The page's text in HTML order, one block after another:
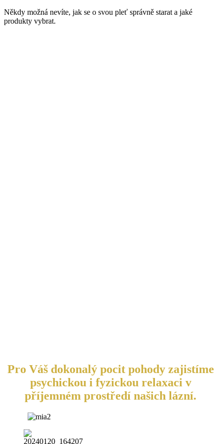
Někdy možná nevíte, jak se o svou pleť správně starat a jaké
produkty vybrat.
Pro Váš dokonalý pocit pohody zajistíme
psychickou i fyzickou relaxaci v
příjemném prostředí našich lázní.